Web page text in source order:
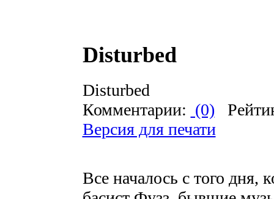
Disturbed
Disturbed
Комментарии: (0)
Версия для печати
Все началось с того дня,